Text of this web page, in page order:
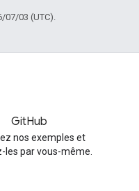
07/03 (UTC).
GitHub
nos exemples et
les par vous-même.